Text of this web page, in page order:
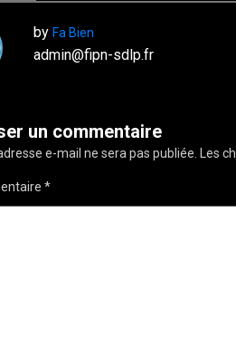
by Fa Bien
admin@fipn-sdlp.fr
un commentaire
e-mail ne sera pas publiée. Les
*